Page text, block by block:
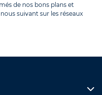
de nos bons plans et
suivant sur les réseaux